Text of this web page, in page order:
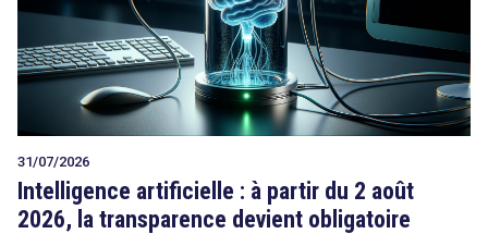
Tout sur le droit de l'innovation
Rechercher
CONTACT
31/07/2026
Intelligence artificielle : à partir du 2 août
2026, la transparence devient obligatoire